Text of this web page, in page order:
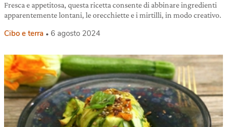
Fresca e appetitosa, questa ricetta consente di abbinare ingredienti
apparentemente lontani, le orecchiette e i mirtilli, in modo creativo.
Cibo e terra 6 agosto 2024